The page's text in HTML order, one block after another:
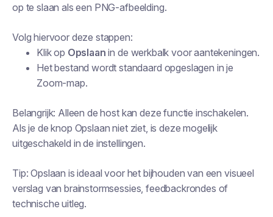
op te slaan als een PNG-afbeelding.
Volg hiervoor deze stappen:
Klik op Opslaan in de werkbalk voor aantekeningen.
Het bestand wordt standaard opgeslagen in je
Zoom-map.
Belangrijk: Alleen de host kan deze functie inschakelen.
Als je de knop Opslaan niet ziet, is deze mogelijk
uitgeschakeld in de instellingen.
Tip: Opslaan is ideaal voor het bijhouden van een visueel
verslag van brainstormsessies, feedbackrondes of
technische uitleg.